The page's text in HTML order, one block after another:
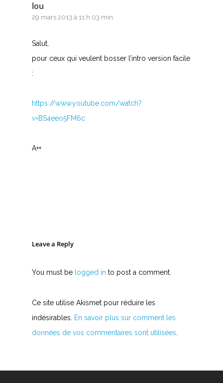
lou
29 mars 2013 à 11 h 03 min
Salut,
pour ceux qui veulent bosser l’intro version facile
:
https://www.youtube.com/watch?
v=BS4eeo5FM6c
A++
Leave a Reply
You must be logged in to post a comment.
Ce site utilise Akismet pour réduire les
indésirables.
En savoir plus sur comment les
données de vos commentaires sont utilisées